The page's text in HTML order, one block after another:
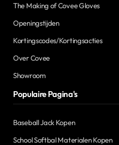
The Making of Covee Gloves
Openingstijden
Kortingscodes/Kortingsacties
Over Covee
Showroom
Populaire Pagina's
Baseball Jack Kopen
School Softbal Materialen Kopen